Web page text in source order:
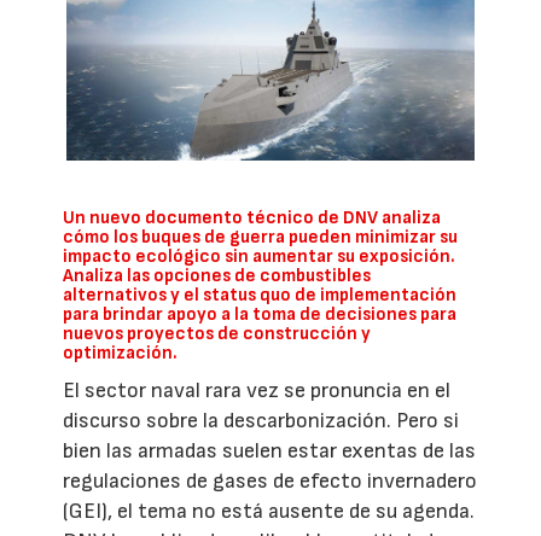
Un nuevo documento técnico de DNV analiza
cómo los buques de guerra pueden minimizar su
impacto ecológico sin aumentar su exposición.
Analiza las opciones de combustibles
alternativos y el status quo de implementación
para brindar apoyo a la toma de decisiones para
nuevos proyectos de construcción y
optimización.
El sector naval rara vez se pronuncia en el
discurso sobre la descarbonización. Pero si
bien las armadas suelen estar exentas de las
regulaciones de gases de efecto invernadero
(GEI), el tema no está ausente de su agenda.